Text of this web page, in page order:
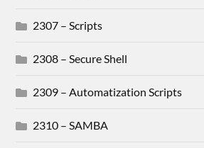
2307 – Scripts
2308 – Secure Shell
2309 – Automatization Scripts
2310 – SAMBA